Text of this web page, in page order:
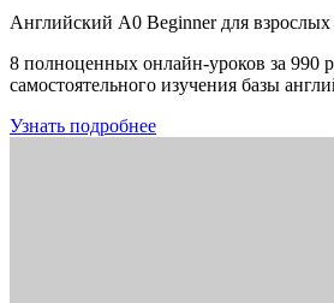
Английский A0 Beginner для взрослых
8 полноценных онлайн-уроков за 990
самостоятельного изучения базы
Узнать подробнее